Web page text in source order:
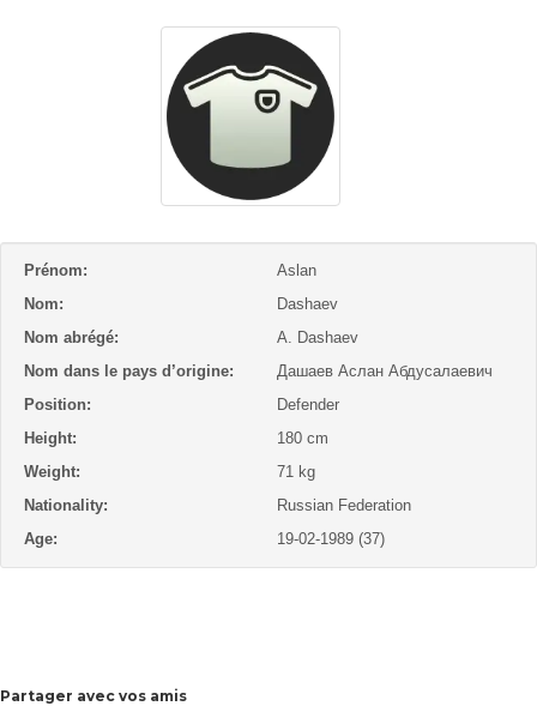
Prénom:
Aslan
Nom:
Dashaev
Nom abrégé:
A. Dashaev
Nom dans le pays d’origine:
Дашаев Аслан Абдусалаевич
Position:
Defender
Height:
180 cm
Weight:
71 kg
Nationality:
Russian Federation
Age:
19-02-1989 (37)
Partager avec vos amis